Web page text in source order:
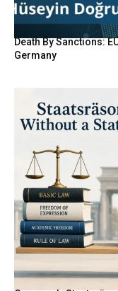
Death By Sanctions:
Germany